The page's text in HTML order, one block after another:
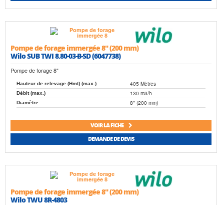
Pompe de forage immergée 8" (200 mm)
Wilo SUB TWI 8.80-03-B-SD (6047738)
Pompe de forage 8"
Hauteur de relevage (Hmt) (max.) 405 Mètres
Débit (max.) 130 m3/h
Diamètre 8" (200 mm)
VOIR LA FICHE
DEMANDE DE DEVIS
Pompe de forage immergée 8" (200 mm)
Wilo TWU 8R-4803